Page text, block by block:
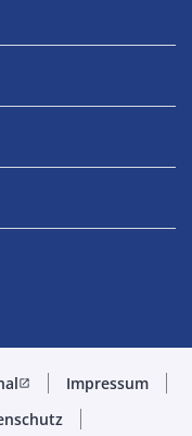
open_in_new
Impressum